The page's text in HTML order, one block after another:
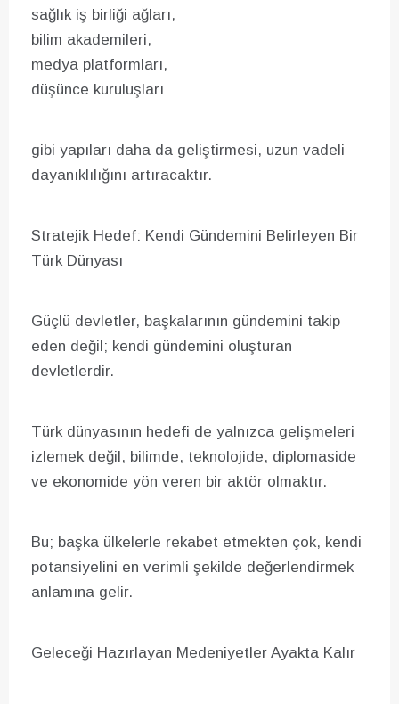
sağlık iş birliği ağları,
bilim akademileri,
medya platformları,
düşünce kuruluşları
gibi yapıları daha da geliştirmesi, uzun vadeli
dayanıklılığını artıracaktır.
Stratejik Hedef: Kendi Gündemini Belirleyen Bir
Türk Dünyası
Güçlü devletler, başkalarının gündemini takip
eden değil; kendi gündemini oluşturan
devletlerdir.
Türk dünyasının hedefi de yalnızca gelişmeleri
izlemek değil, bilimde, teknolojide, diplomaside
ve ekonomide yön veren bir aktör olmaktır.
Bu; başka ülkelerle rekabet etmekten çok, kendi
potansiyelini en verimli şekilde değerlendirmek
anlamına gelir.
Geleceği Hazırlayan Medeniyetler Ayakta Kalır